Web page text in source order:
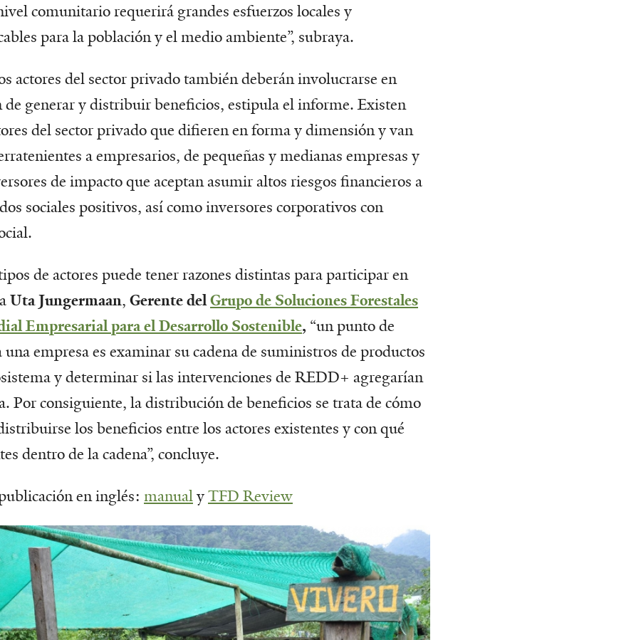
comunitario requerirá grandes esfuerzos locales y
para la población y el medio ambiente”, subraya.
actores del sector privado también deberán involucrarse en
generar y distribuir beneficios, estipula el informe. Existen
del sector privado que difieren en forma y dimensión y van
a empresarios, de pequeñas y medianas empresas y
de impacto que aceptan asumir altos riesgos financieros a
sociales positivos, así como inversores corporativos con
de actores puede tener razones distintas para participar en
Uta Jungermaan, Gerente delGrupo de Soluciones Forestales
Empresarial para el Desarrollo Sostenible, “un punto de
una empresa es examinar su cadena de suministros de productos
y determinar si las intervenciones de REDD+ agregarían
Por consiguiente, la distribución de beneficios se trata de cómo
los beneficios entre los actores existentes y con qué
dentro de la cadena”, concluye.
en inglés: manualyTFD Review